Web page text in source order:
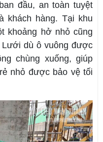
đầu, an toàn tuyệt
khách hàng. Tại khu
khoảng hở nhỏ cũng
dù ô vuông được
chùng xuống, giúp
nhỏ được bảo vệ tối